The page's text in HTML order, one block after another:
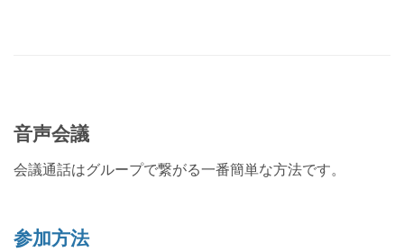
音声会議
会議通話はグループで繋がる一番簡単な方法です。
参加方法